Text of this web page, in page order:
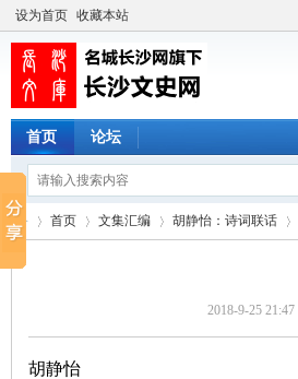
设为首页 收藏本站
首页 论坛
首页 文集汇编 胡静怡：诗词联话
›
2018-9-25 21:47
胡静怡